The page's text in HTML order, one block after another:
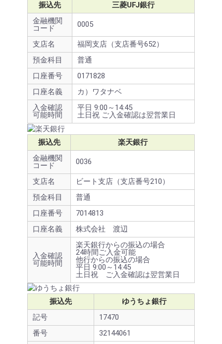
振込先
三菱UFJ銀行
金融機関
コード
0005
支店名
福岡支店（支店番号652）
預金科目
普通
口座番号
0171828
口座名義
カ）ワタナベ
入金確認
可能時間
平日 9:00～14:45
土日祝 ご入金確認は翌営業日
振込先
楽天銀行
金融機関
コード
0036
支店名
ビート支店（支店番号210）
預金科目
普通
口座番号
7014813
口座名義
株式会社 渡辺
入金確認
可能時間
楽天銀行からの振込の場合
24時間ご入金可能
他行からの振込の場合
平日 9:00～14:45
土日祝 ご入金確認は翌営業日
振込先
ゆうちょ銀行
記号
17470
番号
32144061